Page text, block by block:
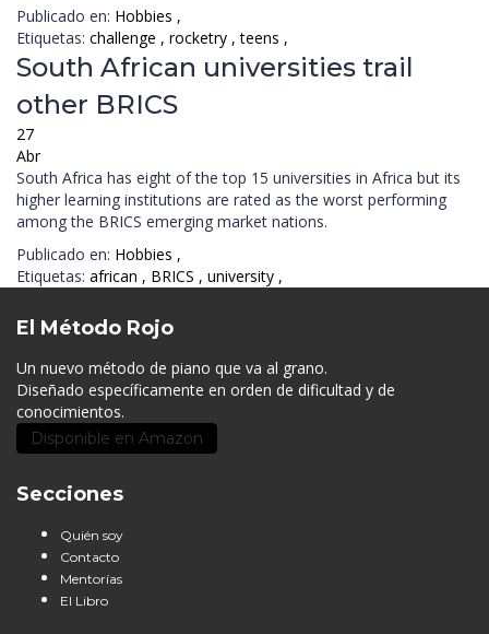
Publicado en: Hobbies ,
Etiquetas: challenge , rocketry , teens ,
South African universities trail
other BRICS
27
Abr
South Africa has eight of the top 15 universities in Africa but its
higher learning institutions are rated as the worst performing
among the BRICS emerging market nations.
Publicado en: Hobbies ,
Etiquetas: african , BRICS , university ,
El Método Rojo
Un nuevo método de piano que va al grano.
Diseñado específicamente en orden de dificultad y de
conocimientos.
Disponible en Amazon
Secciones
Quién soy
Contacto
Mentorías
El Libro